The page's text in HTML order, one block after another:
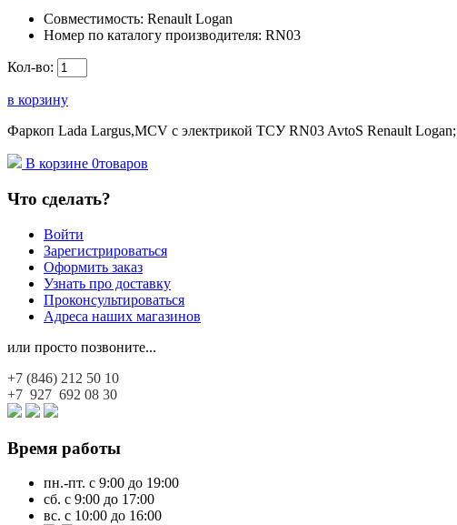
Совместимость: Renault Logan
Номер по каталогу производителя: RN03
Кол-во:
в корзину
Фаркоп Lada Largus,MCV с электрикой ТСУ RN03 AvtoS Renault Logan;
В корзине 0товаров
Что сделать?
Войти
Зарегистрироваться
Оформить заказ
Узнать про доставку
Проконсультироваться
Адреса наших магазинов
или просто позвоните...
+7 (846) 212 50 10
+7 927 692 08 30
Время работы
пн.-пт. с 9:00 до 19:00
сб. с 9:00 до 17:00
вс. с 10:00 до 16:00